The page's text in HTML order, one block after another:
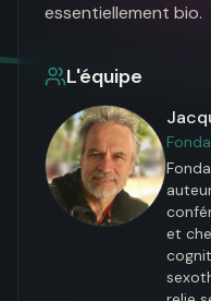
essentiellement bio.
L'équipe
et